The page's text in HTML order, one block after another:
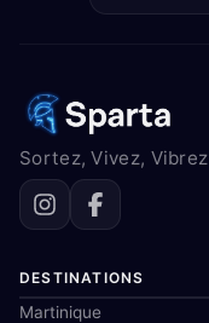
Sortez, Vivez, Vibrez
DESTINATIONS
Martinique